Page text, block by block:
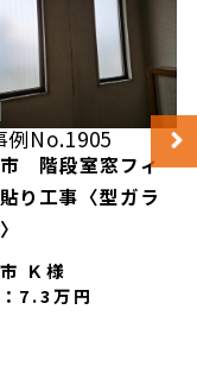
例No.1905
階段室窓フィ
り工事〈型ガラ
Ｋ様
7.3万円